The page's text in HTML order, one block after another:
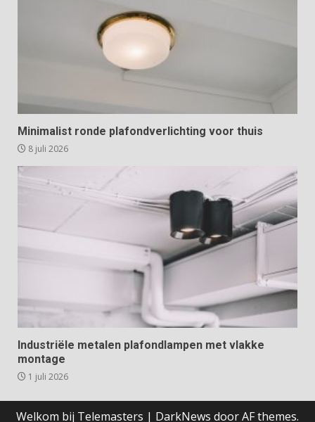
Minimalist ronde plafondverlichting voor thuis
8 juli 2026
Industriële metalen plafondlampen met vlakke
montage
1 juli 2026
Welkom bij Telemasters | DarkNews door AF themes.